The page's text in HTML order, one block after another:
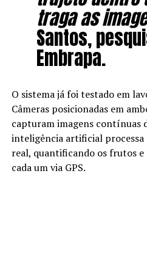
traga as
Santos,
Embrapa.
O sistema já foi testado em
Câmeras posicionadas em
capturam imagens contínuas
inteligência artificial processa
real, quantificando os frutos
cada um via GPS.